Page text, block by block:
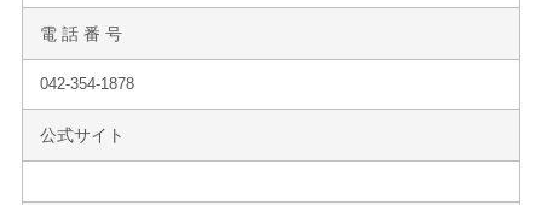
電 話 番 号
042-354-1878
公式サイト